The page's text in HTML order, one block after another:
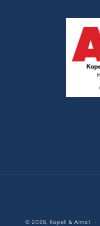
© 2026, Kapell & Annat